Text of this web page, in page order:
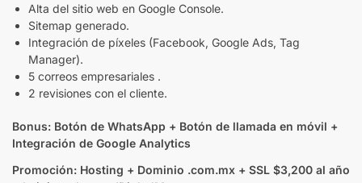
Alta del sitio web en Google Console.
Sitemap generado.
Integración de píxeles (Facebook, Google Ads, Tag
Manager).
5 correos empresariales .
2 revisiones con el cliente.
Bonus: Botón de WhatsApp + Botón de llamada en móvil +
Integración de Google Analytics
Promoción: Hosting + Dominio .com.mx + SSL $3,200 al año